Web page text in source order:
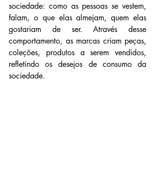
sociedade: como as pessoas se vestem,
falam, o que elas almejam, quem elas
gostariam de ser. Através desse
comportamento, as marcas criam peças,
coleções, produtos a serem vendidos,
refletindo os desejos de consumo da
sociedade.